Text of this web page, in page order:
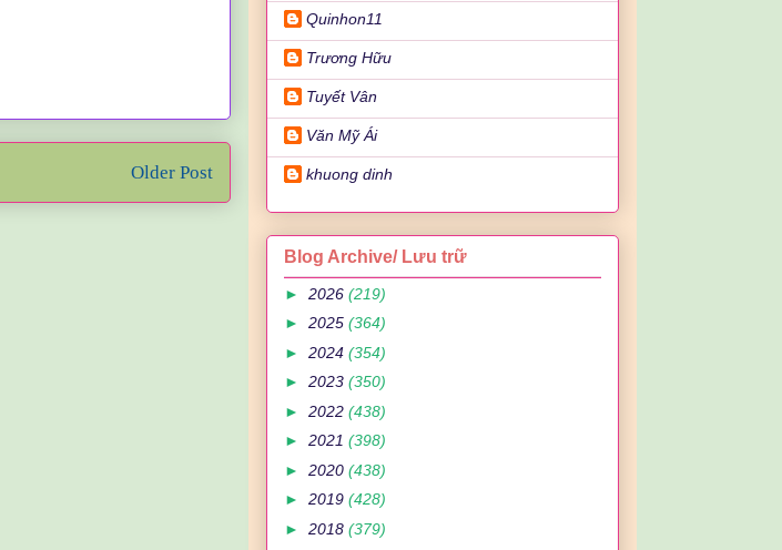
Older Post
Quinhon11
Trương Hữu
Tuyết Vân
Văn Mỹ Ái
khuong dinh
Blog Archive/ Lưu trữ
► 2026 (219)
► 2025 (364)
► 2024 (354)
► 2023 (350)
► 2022 (438)
► 2021 (398)
► 2020 (438)
► 2019 (428)
► 2018 (379)